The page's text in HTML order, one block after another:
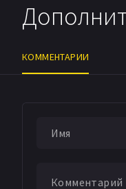
КОММЕНТАРИИ